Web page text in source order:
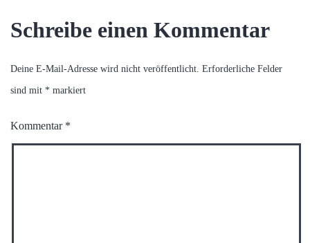
Schreibe einen Kommentar
Deine E-Mail-Adresse wird nicht veröffentlicht. Erforderliche Felder
sind mit * markiert
Kommentar *